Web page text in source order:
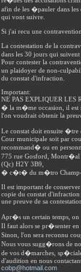
afin de les �pauler dans
qui vont suivre.
Si j'ai recu une
La contestation de la
dans les 30 jours qui
Pour contester la
un plaidoyer de non-
du constat d'infraction.
Important:
NE PAS EXPLIQUER LES
� la m�me occasion, il
l'on voudrait obtenir la
Le constat doit ensuite
Cour municipale soit par
recommand� ou en
775 rue Gosford, Montr�al
(Qc) H2Y 3B9,
� c�t� du m�tro Champ-
Il est important de
copie du constat d'infraction
une preuve de sa
Apr�s un certain temps,
Il faut alors se pr�senter
Sinon, l'on sera reconnu
Nous vous sugg�rons de
de vos d�marches,
d'audition en nous
cobp@hotmail.com